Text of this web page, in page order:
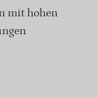
mit hohen